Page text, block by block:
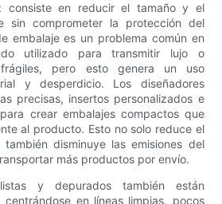
consiste en reducir el tamaño y el
sin comprometer la protección del
embalaje es un problema común en
utilizado para transmitir lujo o
pero esto genera un uso
y desperdicio. Los diseñadores
precisas, insertos personalizados e
crear embalajes compactos que
al producto. Esto no solo reduce el
disminuye las emisiones del
más productos por envío.
y depurados también están
en líneas limpias, pocos